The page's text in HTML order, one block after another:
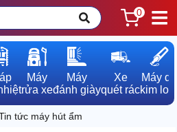
0
Máy
rửa xe
Máy
đánh giày
Xe
quét rác
Máy dò
kim loại
tức máy hút ẩm